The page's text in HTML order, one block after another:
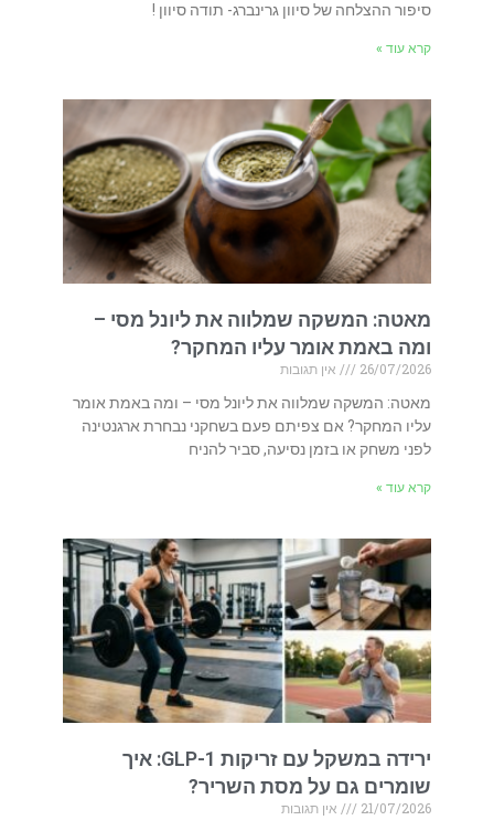
סיפור ההצלחה של סיוון גרינברג- תודה סיוון !
קרא עוד »
מאטה: המשקה שמלווה את ליונל מסי –
ומה באמת אומר עליו המחקר?
26/07/2026
אין תגובות
מאטה: המשקה שמלווה את ליונל מסי – ומה באמת אומר
עליו המחקר? אם צפיתם פעם בשחקני נבחרת ארגנטינה
לפני משחק או בזמן נסיעה, סביר להניח
קרא עוד »
ירידה במשקל עם זריקות GLP-1: איך
שומרים גם על מסת השריר?
21/07/2026
אין תגובות